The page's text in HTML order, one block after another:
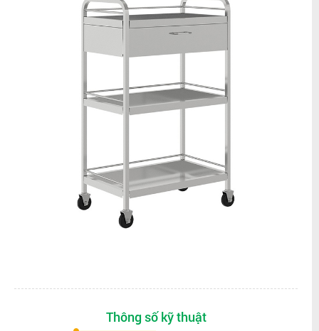
Thông số kỹ thuật